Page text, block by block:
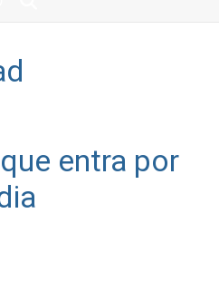
entra por